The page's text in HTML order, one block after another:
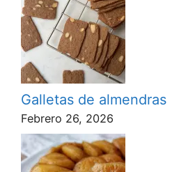
Galletas de almendras
Febrero 26, 2026